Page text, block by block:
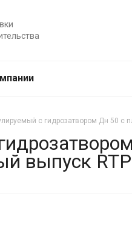
с гидрозатвором Дн 50 с
выпуск